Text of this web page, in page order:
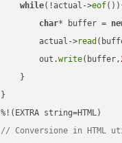
while(!actual->eof
char* buffer =
        actual->
read
        out.
write(buffer,
    }
}
// Conversione in HTML